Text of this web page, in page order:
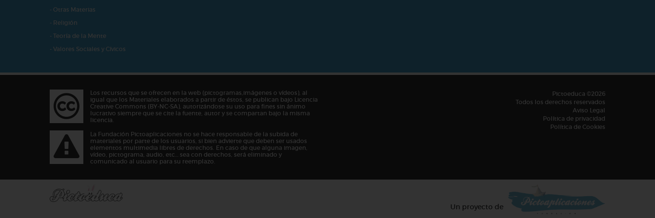
- Otras Materias
- Religión
- Teoría de la Mente
- Valores Sociales y Cívicos
Los recursos que se ofrecen en la web (pictogramas,imágenes o vídeos), al
igual que los Materiales elaborados a partir de éstos, se publican bajo Licencia
Creative Commons (BY-NC-SA), autorizándose su uso para fines sin ánimo
lucrativo siempre que se cite la fuente, autor y se compartan bajo la misma
licencia.
La Fundación Pictoaplicaciones no se hace responsable de la subida de
materiales por parte de los usuarios, si bien advierte que deben ser usados
elementos multimedia libres de derechos. En caso de que alguna imagen,
vídeo, pictograma, audio, etc… sea con derechos, será eliminado y
comunicado al usuario para su reemplazo.
Pictoeduca ©2026
Todos los derechos reservados
Aviso Legal
Política de privacidad
Política de Cookies
Un proyecto de